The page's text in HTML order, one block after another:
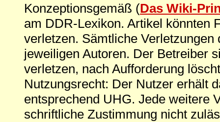
Konzeptionsgemäß (Das Wiki-
am DDR-Lexikon. Artikel könnten
verletzen. Sämtliche
jeweiligen Autoren. Der Betreiber
verletzen, nach Aufforderung
Nutzungsrecht: Der Nutzer erhält
entsprechend UHG. Jede weitere
schriftliche Zustimmung nicht